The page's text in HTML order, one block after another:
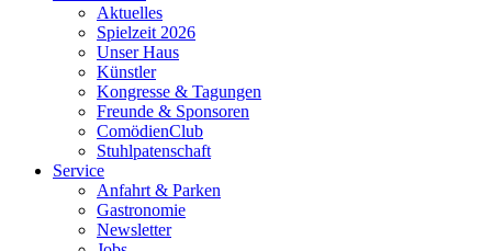
Aktuelles
Spielzeit 2026
Unser Haus
Künstler
Kongresse & Tagungen
Freunde & Sponsoren
ComödienClub
Stuhlpatenschaft
Service
Anfahrt & Parken
Gastronomie
Newsletter